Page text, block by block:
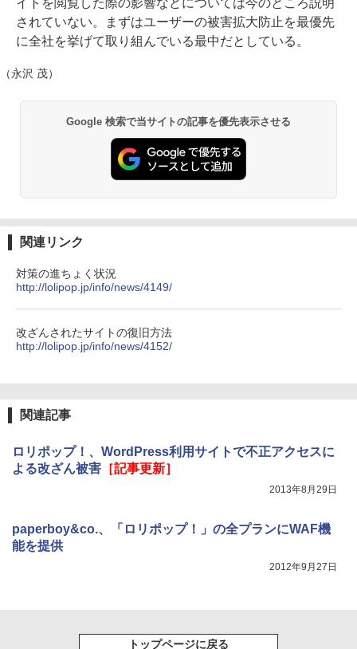
イトを閲覧した際の影響などについては今のところ説明
されていない。まずはユーザーの被害拡大防止を最優先
に全社を挙げて取り組んでいる最中だとしている。
（永沢 茂）
Google 検索で当サイトの記事を優先表示させる
関連リンク
対策の進ちょく状況
http://lolipop.jp/info/news/4149/
改ざんされたサイトの復旧方法
http://lolipop.jp/info/news/4152/
関連記事
ロリポップ！、WordPress利用サイトで不正アクセスに
よる改ざん被害［記事更新］
2013年8月29日
paperboy&co.、「ロリポップ！」の全プランにWAF機
能を提供
2012年9月27日
トップページに戻る